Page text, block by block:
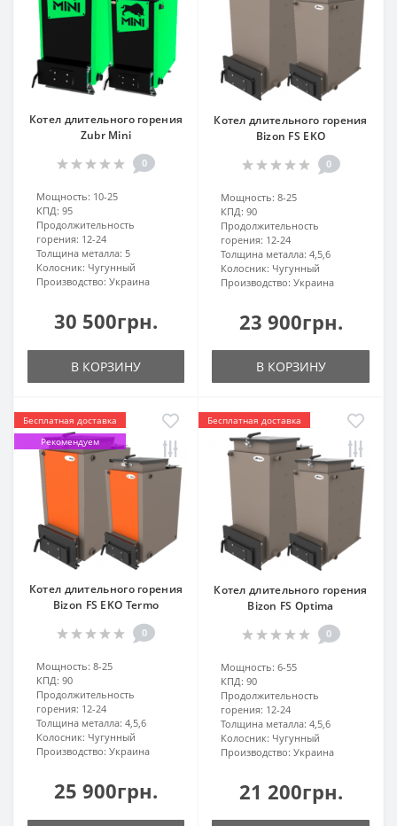
Котел длительного горения
Zubr Mini
0
Мощность: 10-25
КПД: 95
Продолжительность
горения: 12-24
Толщина металла: 5
Колосник: Чугунный
Производство: Украина
30 500грн.
В КОРЗИНУ
Котел длительного горения
Bizon FS EKO
0
Мощность: 8-25
КПД: 90
Продолжительность
горения: 12-24
Толщина металла: 4,5,6
Колосник: Чугунный
Производство: Украина
23 900грн.
В КОРЗИНУ
Бесплатная доставка
Рекомендуем
Котел длительного горения
Bizon FS EKO Termo
0
Мощность: 8-25
КПД: 90
Продолжительность
горения: 12-24
Толщина металла: 4,5,6
Колосник: Чугунный
Производство: Украина
25 900грн.
Бесплатная доставка
Котел длительного горения
Bizon FS Optima
0
Мощность: 6-55
КПД: 90
Продолжительность
горения: 12-24
Толщина металла: 4,5,6
Колосник: Чугунный
Производство: Украина
21 200грн.